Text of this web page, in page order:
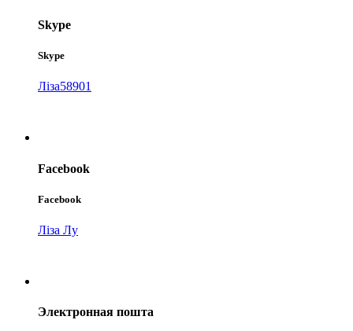
Skype
Skype
Ліза58901
Facebook
Facebook
Ліза Лу
Электронная пошта